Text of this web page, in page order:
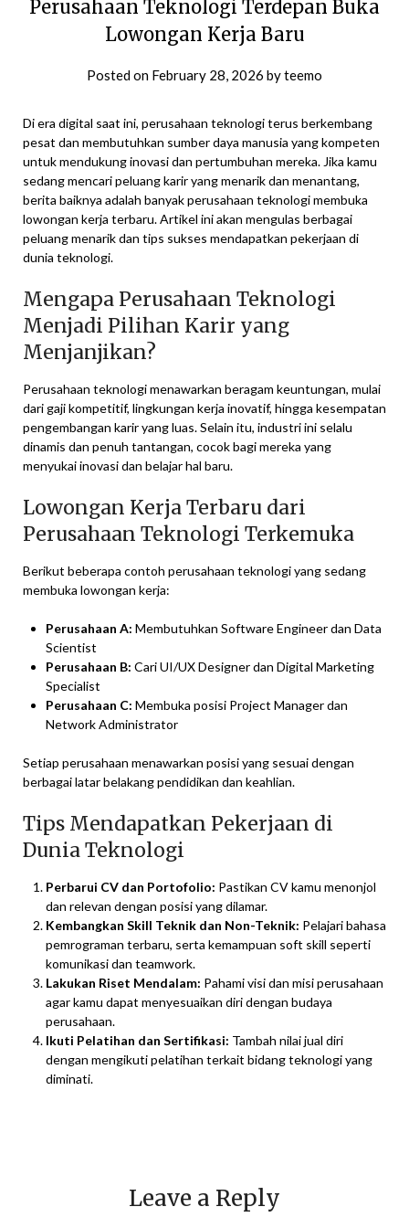
Perusahaan Teknologi Terdepan Buka
Lowongan Kerja Baru
Posted on February 28, 2026 byteemo
Di era digital saat ini, perusahaan teknologi terus berkembang
pesat dan membutuhkan sumber daya manusia yang kompeten
untuk mendukung inovasi dan pertumbuhan mereka. Jika kamu
sedang mencari peluang karir yang menarik dan menantang,
berita baiknya adalah banyak perusahaan teknologi membuka
lowongan kerja terbaru. Artikel ini akan mengulas berbagai
peluang menarik dan tips sukses mendapatkan pekerjaan di
dunia teknologi.
Mengapa Perusahaan Teknologi
Menjadi Pilihan Karir yang
Menjanjikan?
Perusahaan teknologi menawarkan beragam keuntungan, mulai
dari gaji kompetitif, lingkungan kerja inovatif, hingga kesempatan
pengembangan karir yang luas. Selain itu, industri ini selalu
dinamis dan penuh tantangan, cocok bagi mereka yang
menyukai inovasi dan belajar hal baru.
Lowongan Kerja Terbaru dari
Perusahaan Teknologi Terkemuka
Berikut beberapa contoh perusahaan teknologi yang sedang
membuka lowongan kerja:
Perusahaan A: Membutuhkan Software Engineer dan Data
Scientist
Perusahaan B: Cari UI/UX Designer dan Digital Marketing
Specialist
Perusahaan C: Membuka posisi Project Manager dan
Network Administrator
Setiap perusahaan menawarkan posisi yang sesuai dengan
berbagai latar belakang pendidikan dan keahlian.
Tips Mendapatkan Pekerjaan di
Dunia Teknologi
Perbarui CV dan Portofolio: Pastikan CV kamu menonjol
dan relevan dengan posisi yang dilamar.
Kembangkan Skill Teknik dan Non-Teknik: Pelajari bahasa
pemrograman terbaru, serta kemampuan soft skill seperti
komunikasi dan teamwork.
Lakukan Riset Mendalam: Pahami visi dan misi perusahaan
agar kamu dapat menyesuaikan diri dengan budaya
perusahaan.
Ikuti Pelatihan dan Sertifikasi: Tambah nilai jual diri
dengan mengikuti pelatihan terkait bidang teknologi yang
diminati.
Leave a Reply